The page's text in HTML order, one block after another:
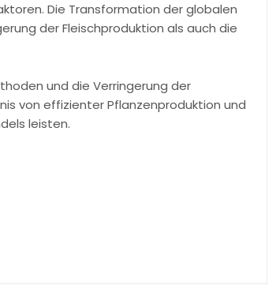
Die Transformation der globalen
der Fleischproduktion als auch die
und die Verringerung der
von effizienter Pflanzenproduktion und
leisten.